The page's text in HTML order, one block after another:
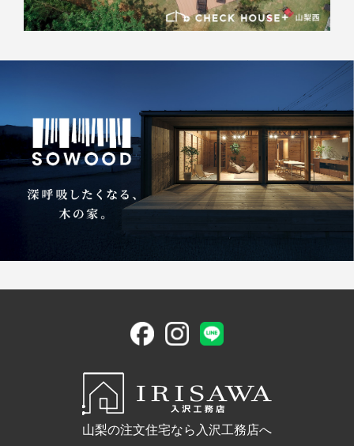
山梨の注文住宅なら入沢工務店へ